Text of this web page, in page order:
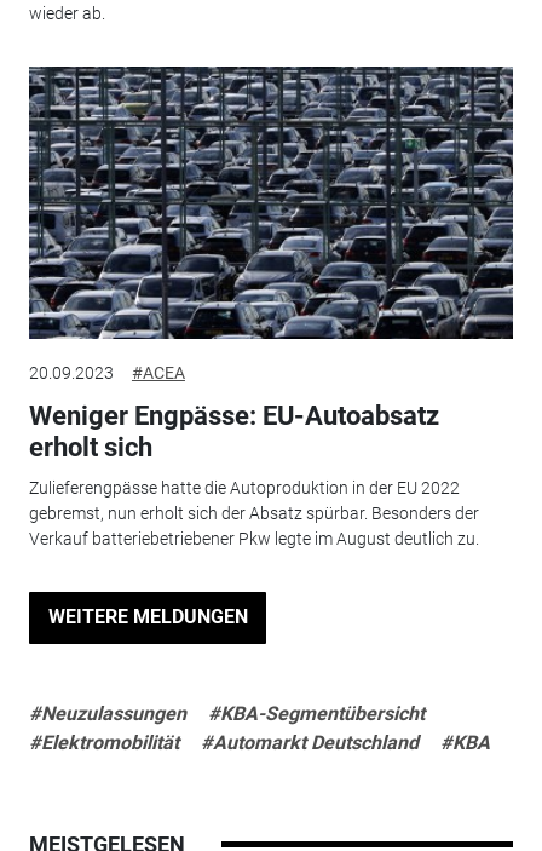
wieder ab.
20.09.2023 #ACEA
Weniger Engpässe: EU-Autoabsatz
erholt sich
Zulieferengpässe hatte die Autoproduktion in der EU 2022
gebremst, nun erholt sich der Absatz spürbar. Besonders der
Verkauf batteriebetriebener Pkw legte im August deutlich zu.
WEITERE MELDUNGEN
#Neuzulassungen
#KBA-Segmentübersicht
#Elektromobilität
#Automarkt Deutschland #KBA
MEISTGELESEN